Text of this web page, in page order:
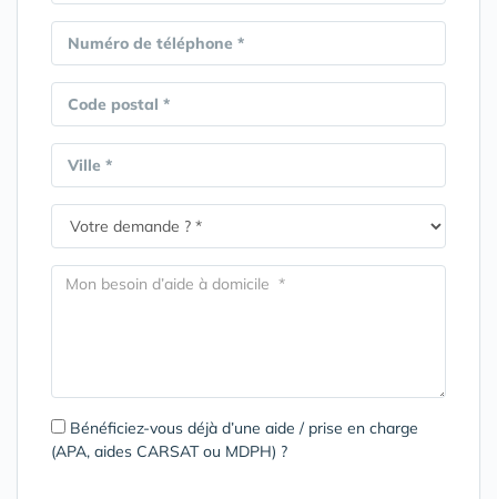
Numéro de téléphone *
Code postal *
Ville *
Bénéficiez-vous déjà d’une aide / prise en charge
(APA, aides CARSAT ou MDPH) ?